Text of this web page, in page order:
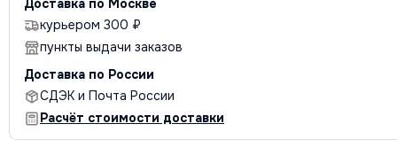
Доставка по Москве
курьером 300 ₽
пункты выдачи заказов
Доставка по России
СДЭК и Почта России
Расчёт стоимости доставки